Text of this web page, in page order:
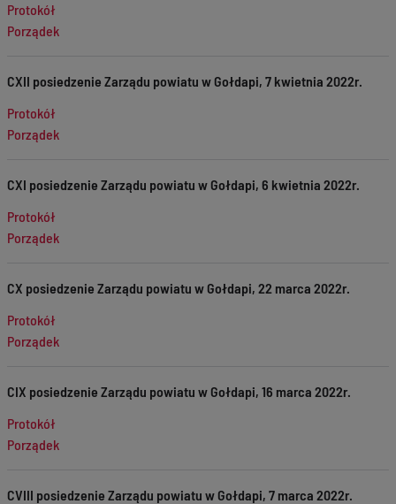
Protokół
Porządek
CXII posiedzenie Zarządu powiatu w Gołdapi, 7 kwietnia 2022r.
Protokół
Porządek
CXI posiedzenie Zarządu powiatu w Gołdapi, 6 kwietnia 2022r.
Protokół
Porządek
CX posiedzenie Zarządu powiatu w Gołdapi, 22 marca 2022r.
Protokół
Porządek
CIX posiedzenie Zarządu powiatu w Gołdapi, 16 marca 2022r.
Protokół
Porządek
CVIII posiedzenie Zarządu powiatu w Gołdapi, 7 marca 2022r.